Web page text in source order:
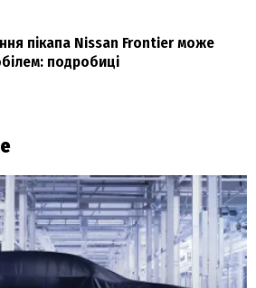
пікапа Nissan Frontier може
подробиці